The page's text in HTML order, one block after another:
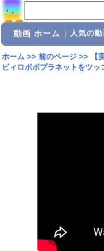
動画 ホーム 人気の動
ホーム>> 前のページ>>
【
ビィロボボプラネットをツッ